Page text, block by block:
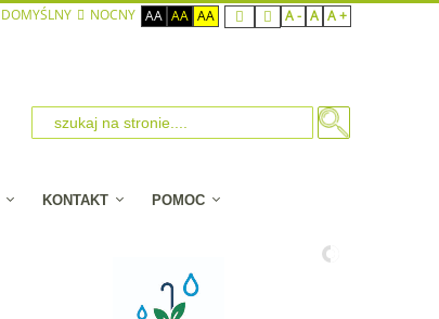
DOMYŚLNY NOCNY AA AA AA A - A A +
KONTAKT POMOC